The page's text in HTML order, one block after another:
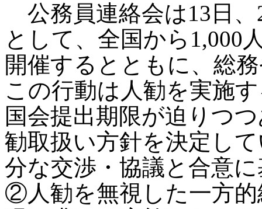
公務員連絡会は13日、
として、全国から1,000
開催するとともに、総
この行動は人勧を実施
国会提出期限が迫りつ
勧取扱い方針を決定し
分な交渉・協議と合意
②人勧を無視した一方